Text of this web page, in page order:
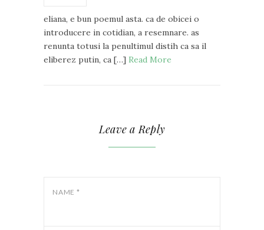
eliana, e bun poemul asta. ca de obicei o
introducere in cotidian, a resemnare. as
renunta totusi la penultimul distih ca sa il
eliberez putin, ca […] Read More
Leave a Reply
NAME *